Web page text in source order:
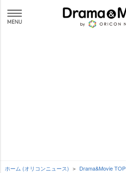
ホーム (オリコンニュース) Drama&Movie TOP